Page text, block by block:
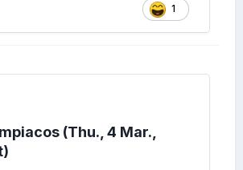
1
(Thu., 4 Mar.,